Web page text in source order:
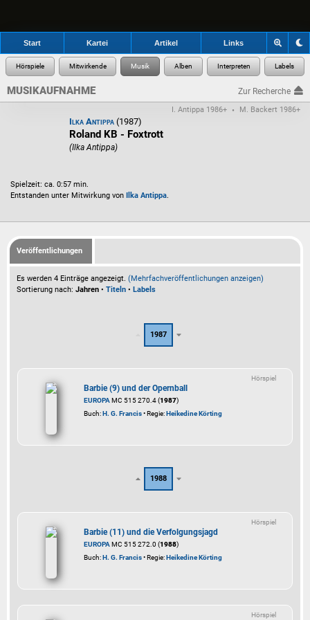
Start Kartei Artikel Links
MUSIKAUFNAHME Zur Recherche
I. Antippa 1986+ • M. Backert 1986+
Ilka Antippa (1987)
Roland KB - Foxtrott
(Ilka Antippa)
Spielzeit: ca. 0:57 min.
Entstanden unter Mitwirkung von Ilka Antippa
Veröffentlichungen
Es werden 4 Einträge angezeigt. (Mehrfachveröffentlichungen anzeigen)
Sortierung nach: Jahren • Titeln • Labels
1987
Hörspiel
Barbie (9) und der Opernball
EUROPAMC 515 270.4 (1987)
Buch:H. G. Francis• Regie:Heikedine Körting
1988
Hörspiel
Barbie (11) und die Verfolgungsjagd
EUROPAMC 515 272.0 (1988)
Buch:H. G. Francis• Regie:Heikedine Körting
Hörspiel